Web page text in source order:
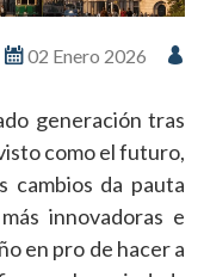
02 Enero 2026
generación tras
como el futuro,
cambios da pauta
innovadoras e
en pro de hacer a